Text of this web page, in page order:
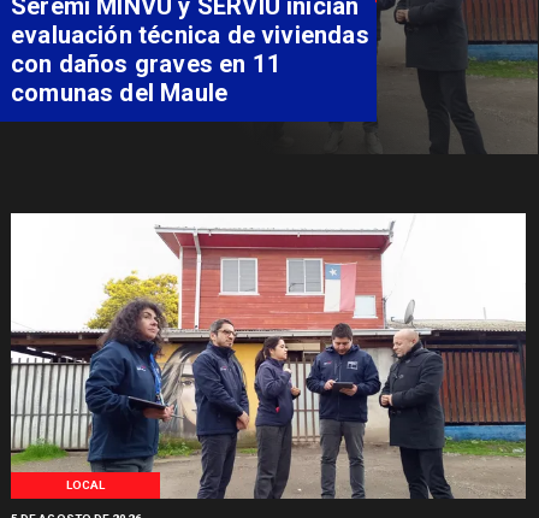
LOCAL
familia de Romeral para
costear alimentación
especializada de niño con
Síndrome de Intestino Corto